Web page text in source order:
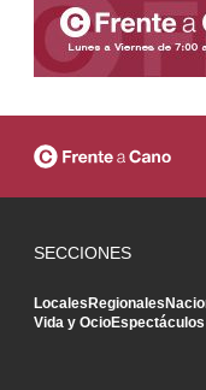
SECCIONES
LocalesRegionales
Vida y OcioEspectáculos